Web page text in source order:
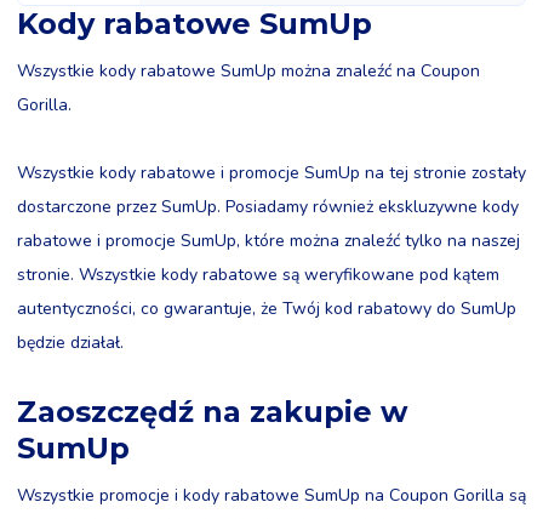
Kody rabatowe SumUp
Wszystkie kody rabatowe SumUp można znaleźć na Coupon
Gorilla.
Wszystkie kody rabatowe i promocje SumUp na tej stronie zostały
dostarczone przez SumUp. Posiadamy również ekskluzywne kody
rabatowe i promocje SumUp, które można znaleźć tylko na naszej
stronie. Wszystkie kody rabatowe są weryfikowane pod kątem
autentyczności, co gwarantuje, że Twój kod rabatowy do SumUp
będzie działał.
Zaoszczędź na zakupie w
SumUp
Wszystkie promocje i kody rabatowe SumUp na Coupon Gorilla są